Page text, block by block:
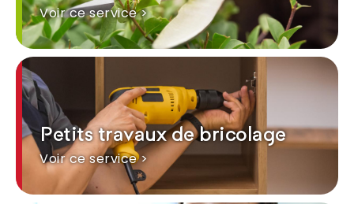
Voir ce service >
Petits travaux de bricolage
Voir ce service >